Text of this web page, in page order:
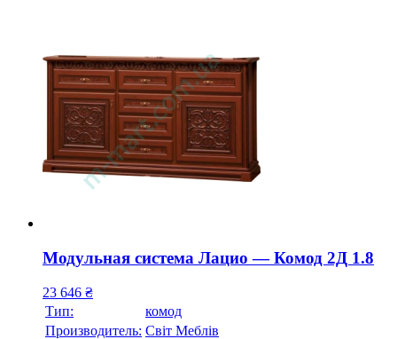
Модульная система Лацио — Комод 2Д 1.8
23 646 ₴
Тип:
комод
Производитель: Свiт Меблiв